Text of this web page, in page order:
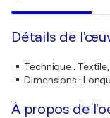
Détails de
Technique:
Dimensions :
À propos de